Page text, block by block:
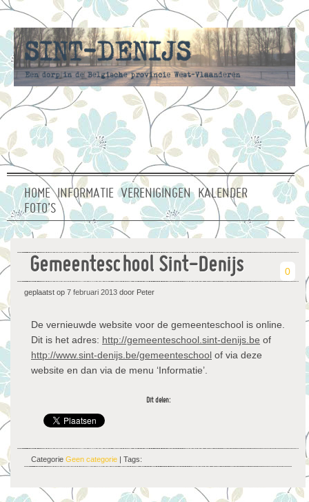
HOME INFORMATIE VERENIGINGEN KALENDER
FOTO’S
Gemeenteschool Sint-Denijs 0
geplaatst op 7 februari 2013 door Peter
De vernieuwde website voor de gemeenteschool is online.
Dit is het adres: http://gemeenteschool.sint-denijs.be of
http://www.sint-denijs.be/gemeenteschool of via deze
website en dan via de menu ‘Informatie’.
Dit delen:
Categorie Geen categorie | Tags: